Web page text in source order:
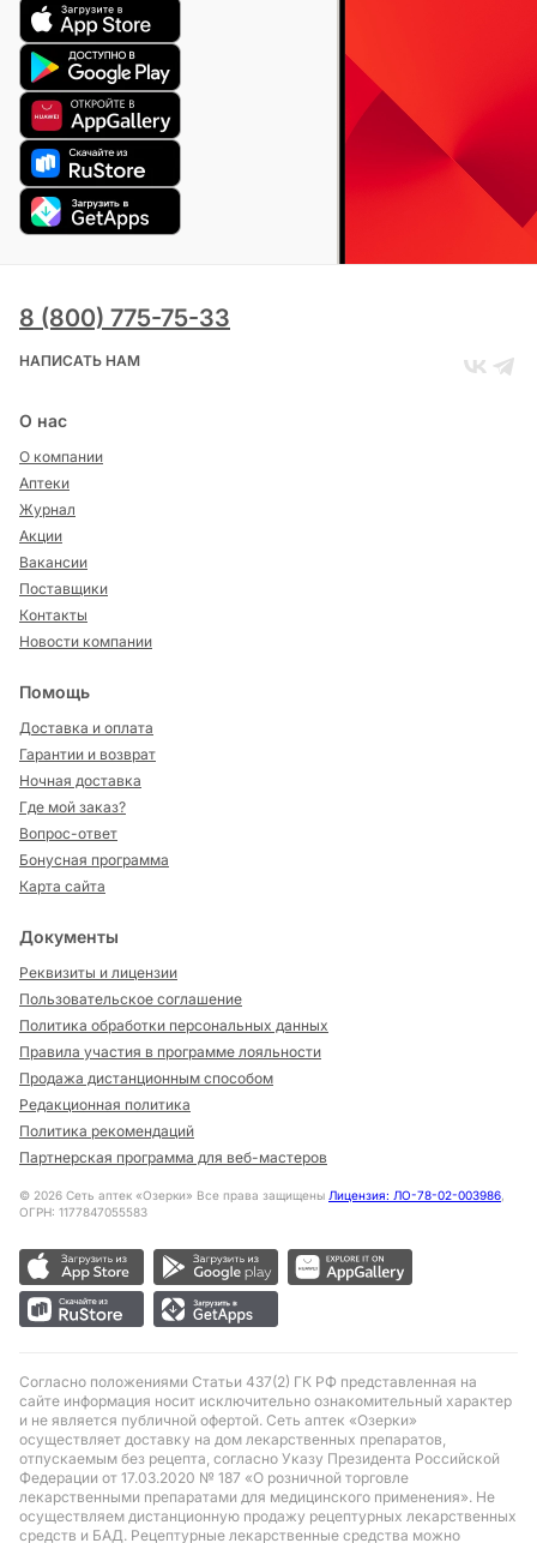
8 (800) 775-75-33
НАПИСАТЬ НАМ
О нас
О компании
Аптеки
Журнал
Акции
Вакансии
Поставщики
Контакты
Новости компании
Помощь
Доставка и оплата
Гарантии и возврат
Ночная доставка
Где мой заказ?
Вопрос-ответ
Бонусная программа
Карта сайта
Документы
Реквизиты и лицензии
Пользовательское соглашение
Политика обработки персональных данных
Правила участия в программе лояльности
Продажа дистанционным способом
Редакционная политика
Политика рекомендаций
Партнерская программа для веб-мастеров
© 2026 Сеть аптек «Озерки» Все права защищены Лицензия: ЛО-78-02-003986,
ОГРН: 1177847055583
Согласно положениями Статьи 437(2) ГК РФ представленная на
сайте информация носит исключительно ознакомительный характер
и не является публичной офертой. Сеть аптек «Озерки»
осуществляет доставку на дом лекарственных препаратов,
отпускаемым без рецепта, согласно Указу Президента Российской
Федерации от 17.03.2020 № 187 «О розничной торговле
лекарственными препаратами для медицинского применения». Не
осуществляем дистанционную продажу рецептурных лекарственных
средств и БАД. Рецептурные лекарственные средства можно